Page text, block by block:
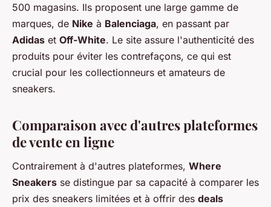
500 magasins. Ils proposent une large gamme de
marques, de Nike à Balenciaga, en passant par
Adidas et Off-White. Le site assure l'authenticité des
produits pour éviter les contrefaçons, ce qui est
crucial pour les collectionneurs et amateurs de
sneakers.
Comparaison avec d'autres plateformes
de vente en ligne
Contrairement à d'autres plateformes, Where
Sneakers se distingue par sa capacité à comparer les
prix des sneakers limitées et à offrir des deals